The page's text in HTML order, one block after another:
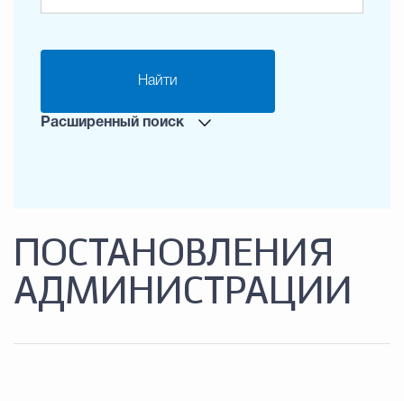
Найти
Расширенный поиск
ПОСТАНОВЛЕНИЯ
АДМИНИСТРАЦИИ